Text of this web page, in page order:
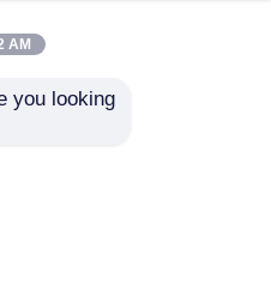
AM
you looking